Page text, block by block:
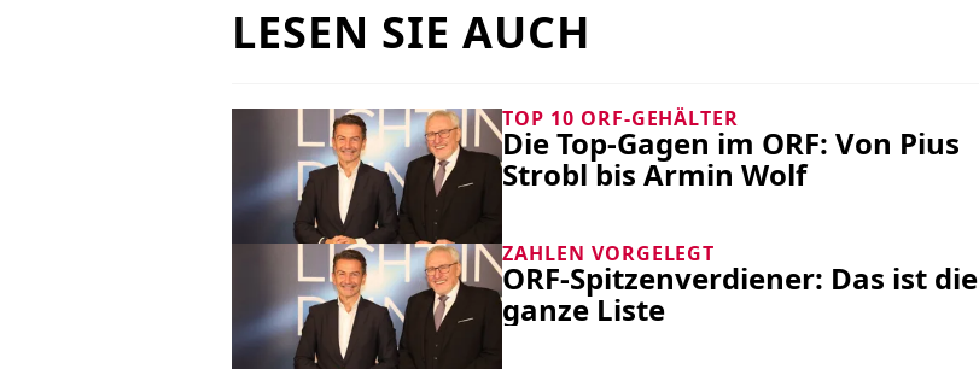
LESEN SIE AUCH
TOP 10 ORF-GEHÄLTER
Die Top-Gagen im ORF: Von Pius
Strobl bis Armin Wolf
ZAHLEN VORGELEGT
ORF-Spitzenverdiener: Das ist die
ganze Liste